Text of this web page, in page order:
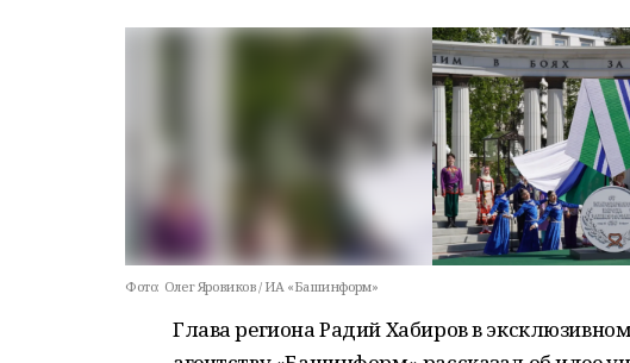
Фото: Олег Яровиков / ИА «Башинформ»
Глава региона Радий Хабиров в